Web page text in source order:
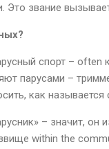
Это звание
спорт –
парусами –
как называется
– значит,
within the